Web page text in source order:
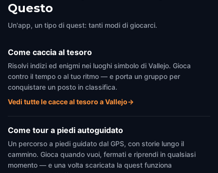
Questo
Un'app, un tipo di quest: tanti modi di giocarci.
Come caccia al tesoro
Risolvi indizi ed enigmi nei luoghi simbolo di Vallejo. Gioca
contro il tempo o al tuo ritmo — e porta un gruppo per
conquistare un posto in classifica.
Vedi tutte le cacce al tesoro a Vallejo→
Come tour a piedi autoguidato
Un percorso a piedi guidato dal GPS, con storie lungo il
cammino. Gioca quando vuoi, fermati e riprendi in qualsiasi
momento — e una volta scaricata la quest funziona